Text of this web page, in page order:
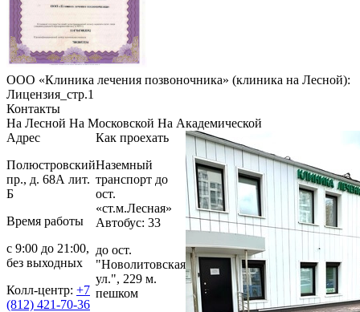
ООО «Клиника лечения позвоночника» (клиника на Лесной):
Лицензия_стр.1
Контакты
На Лесной На Московской На Академической
Адрес
Полюстровский
пр., д. 68А лит.
Б
Время работы
с 9:00 до 21:00,
без выходных
Колл-центр: +7
(812) 421-70-36
Как проехать
Наземный
транспорт до
ост.
«ст.м.Лесная»
Автобус: 33
до ост.
"Новолитовская
ул.", 229 м.
пешком